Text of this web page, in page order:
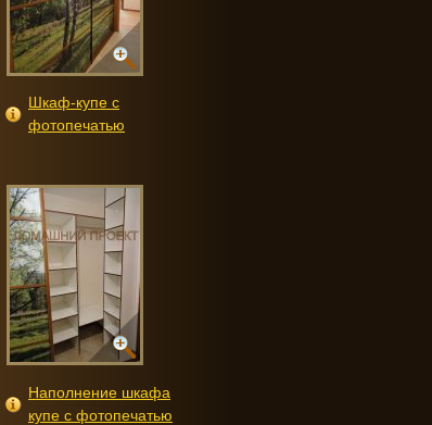
Шкаф-купе с
фотопечатью
Наполнение шкафа
купе с фотопечатью